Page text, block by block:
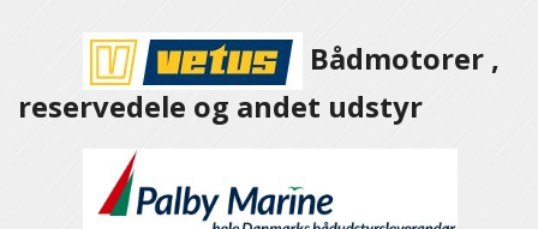
Bådmotorer ,
reservedele og andet udstyr